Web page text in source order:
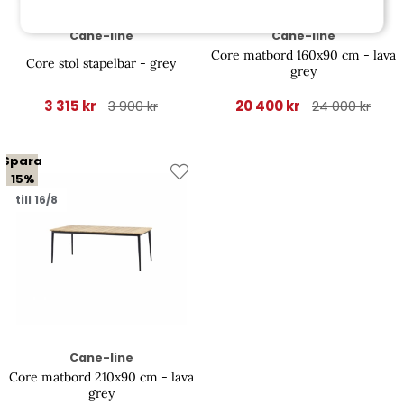
Cane-line
Core stol stapelbar - grey
3 315 kr 3 900 kr
Cane-line
Core matbord 160x90 cm - lava
grey
20 400 kr 24 000 kr
Spara
15%
till 16/8
Cane-line
Core matbord 210x90 cm - lava
grey